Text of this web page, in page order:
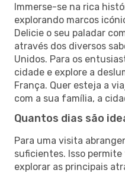
Immerse-se na rica
explorando marcos
Delicie o seu paladar
através dos diversos
Unidos. Para os
cidade e explore a
França. Quer esteja a
com a sua família, a
Quantos dias são
Para uma visita
suficientes. Isso
explorar as principais